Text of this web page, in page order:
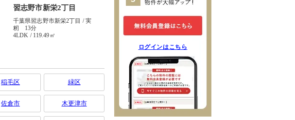
稲毛区 緑区
佐倉市 木更津市
ログインはこちら